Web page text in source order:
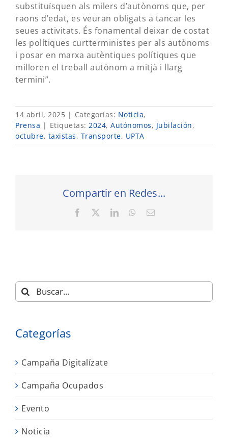
substituïsquen als milers d’autònoms que, per
raons d’edat, es veuran obligats a tancar les
seues activitats. És fonamental deixar de costat
les polítiques curtterministes per als autònoms
i posar en marxa autèntiques polítiques que
milloren el treball autònom a mitjà i llarg
termini”.
14 abril, 2025 | Categorías: Noticia,
Prensa | Etiquetas: 2024, Autónomos, Jubilación,
octubre, taxistas, Transporte, UPTA
Compartir en Redes...
Facebook LinkedInWhatsApp
Correo
Buscar:
Categorías
Campaña Digitalízate
Campaña Ocupados
Evento
Noticia